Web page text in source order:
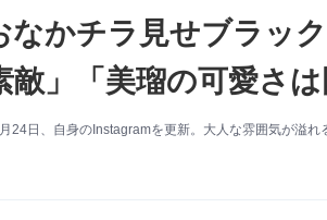
なかチラ見せブラッ
敵」「美瑠の可愛さは
24日、自身のInstagramを更新。大人な雰囲気が溢れ